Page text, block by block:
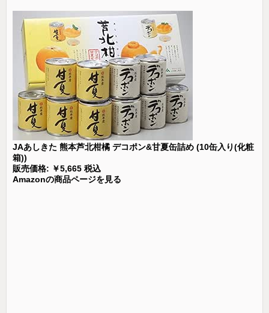
JAあしきた 熊本芦北柑橘 デコポン&甘夏缶詰め (10缶入り(化粧
箱))
販売価格: ￥5,665 税込
Amazonの商品ページを見る